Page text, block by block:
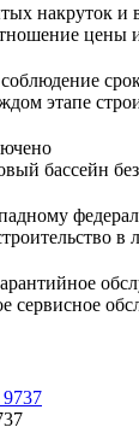
накруток и
цены
этапе
бассейн
сервисное